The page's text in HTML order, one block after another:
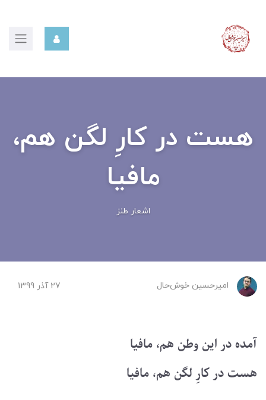
هست در کارِ لگن هم،
مافیا
اشعار طنز
امیرحسین ‌خوش‌حال 27 آذر 1399
آمده در این وطن هم، مافیا
هست در کارِ لگن هم، مافیا